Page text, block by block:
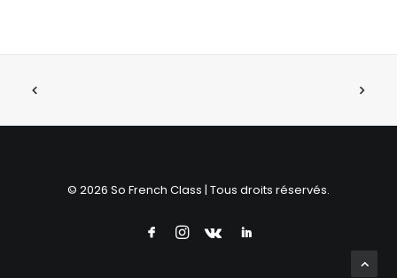
© 2026 So French Class | Tous droits réservés.